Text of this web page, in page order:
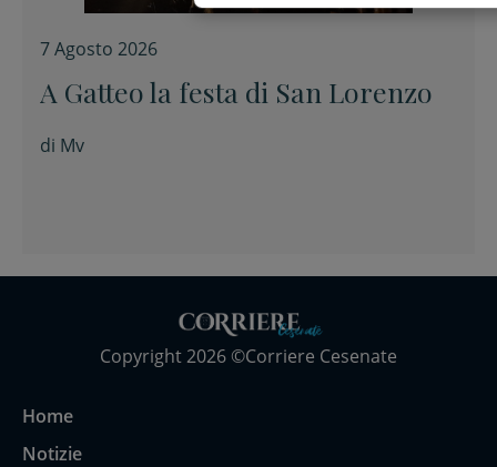
7 Agosto 2026
A Gatteo la festa di San Lorenzo
di Mv
Copyright 2026 ©Corriere Cesenate
Home
Notizie